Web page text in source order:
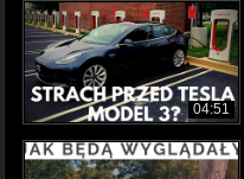
04:51